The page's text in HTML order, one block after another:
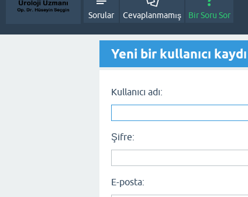
Sorular Cevaplanmamış Bir Soru Sor
Yeni bir kullanıcı kaydı
Kullanıcı adı:
Şifre:
E-posta: